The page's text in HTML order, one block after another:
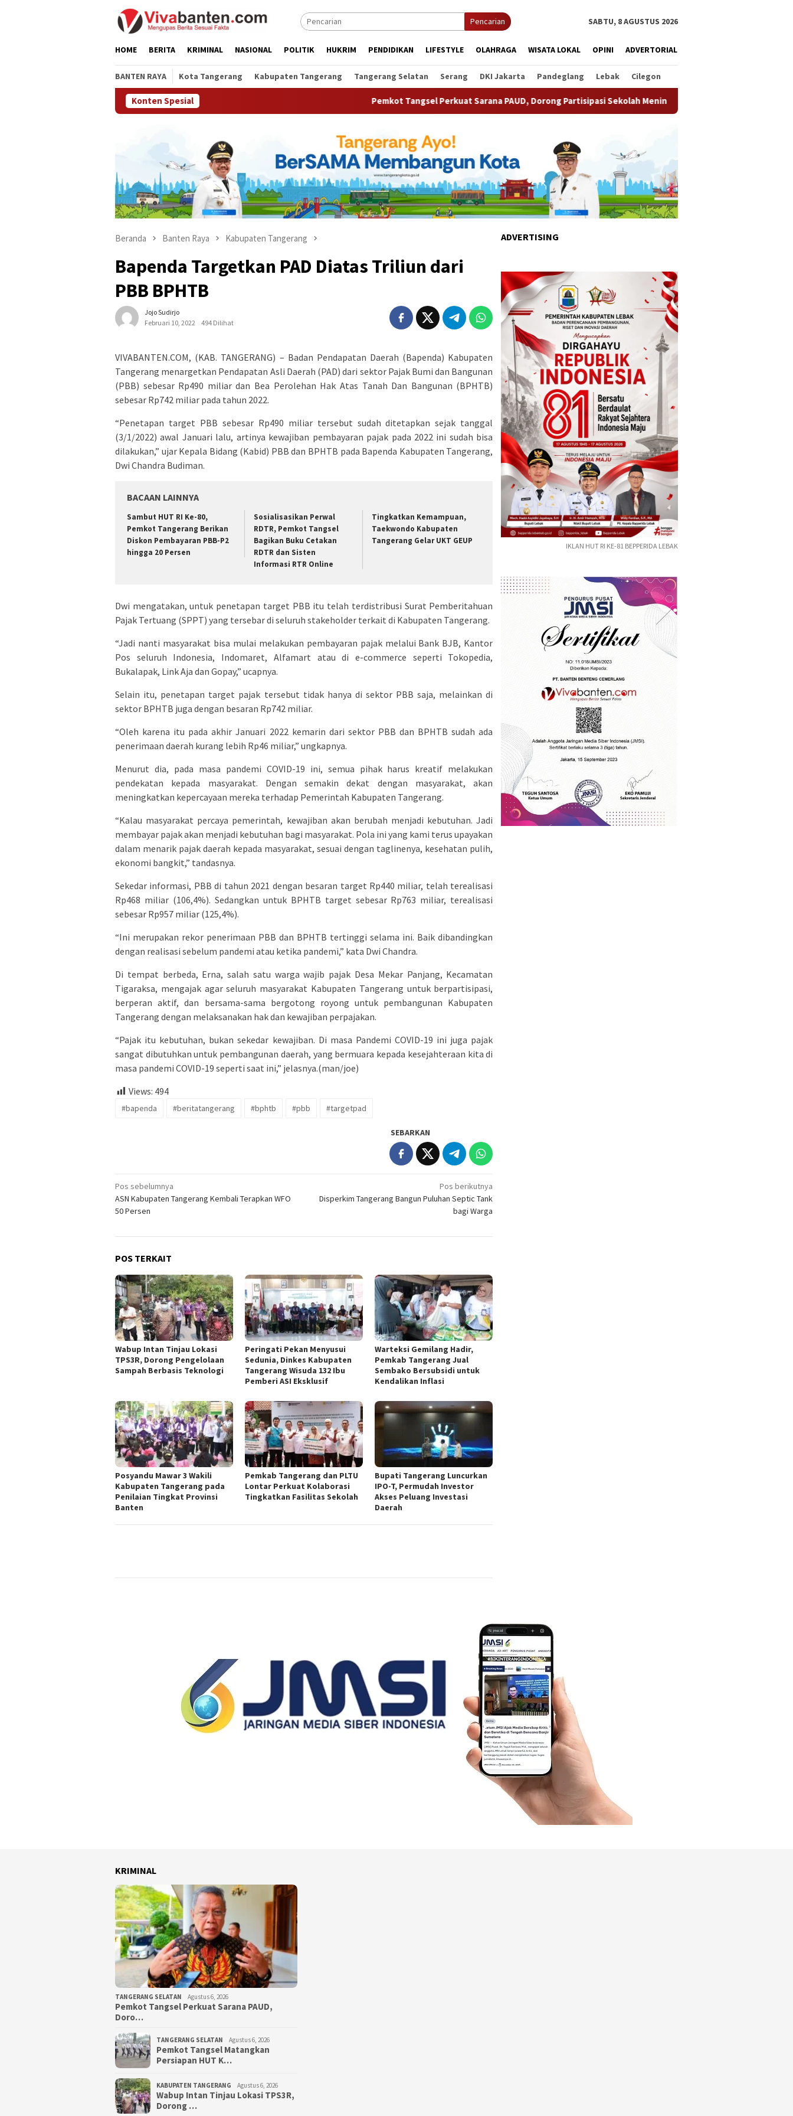
Pencarian SABTU, 8 AGUSTUS 2026
HOME BERITA KRIMINAL NASIONAL POLITIK HUKRIM PENDIDIKAN LIFESTYLE OLAHRAGA WISATA LOKAL OPINI ADVERTORIAL
BANTEN RAYA Kota Tangerang Kabupaten Tangerang Tangerang Selatan Serang DKI Jakarta Pandeglang Lebak Cilegon
Konten Spesial Pemkot Tangsel Perkuat Sarana PAUD, Dorong Partisipasi Sekolah Meningkat Pemkot Tangsel Matangkan
Beranda Banten Raya Kabupaten Tangerang
Bapenda Targetkan PAD Diatas Triliun dari
PBB BPHTB
Jojo Sudirjo
Februari 10, 2022
494 Dilihat
VIVABANTEN.COM, (KAB. TANGERANG) – Badan Pendapatan Daerah (Bapenda) Kabupaten
Tangerang menargetkan Pendapatan Asli Daerah (PAD) dari sektor Pajak Bumi dan Bangunan
(PBB) sebesar Rp490 miliar dan Bea Perolehan Hak Atas Tanah Dan Bangunan (BPHTB)
sebesar Rp742 miliar pada tahun 2022.
“Penetapan target PBB sebesar Rp490 miliar tersebut sudah ditetapkan sejak tanggal
(3/1/2022) awal Januari lalu, artinya kewajiban pembayaran pajak pada 2022 ini sudah bisa
dilakukan,” ujar Kepala Bidang (Kabid) PBB dan BPHTB pada Bapenda Kabupaten Tangerang,
Dwi Chandra Budiman.
BACAAN LAINNYA
Sambut HUT RI Ke-80,
Pemkot Tangerang Berikan
Diskon Pembayaran PBB-P2
hingga 20 Persen
Sosialisasikan Perwal
RDTR, Pemkot Tangsel
Bagikan Buku Cetakan
RDTR dan Sisten
Informasi RTR Online
Tingkatkan Kemampuan,
Taekwondo Kabupaten
Tangerang Gelar UKT GEUP
Dwi mengatakan, untuk penetapan target PBB itu telah terdistribusi Surat Pemberitahuan
Pajak Tertuang (SPPT) yang tersebar di seluruh stakeholder terkait di Kabupaten Tangerang.
“Jadi nanti masyarakat bisa mulai melakukan pembayaran pajak melalui Bank BJB, Kantor
Pos seluruh Indonesia, Indomaret, Alfamart atau di e-commerce seperti Tokopedia,
Bukalapak, Link Aja dan Gopay,” ucapnya.
Selain itu, penetapan target pajak tersebut tidak hanya di sektor PBB saja, melainkan di
sektor BPHTB juga dengan besaran Rp742 miliar.
“Oleh karena itu pada akhir Januari 2022 kemarin dari sektor PBB dan BPHTB sudah ada
penerimaan daerah kurang lebih Rp46 miliar,” ungkapnya.
Menurut dia, pada masa pandemi COVID-19 ini, semua pihak harus kreatif melakukan
pendekatan kepada masyarakat. Dengan semakin dekat dengan masyarakat, akan
meningkatkan kepercayaan mereka terhadap Pemerintah Kabupaten Tangerang.
“Kalau masyarakat percaya pemerintah, kewajiban akan berubah menjadi kebutuhan. Jadi
membayar pajak akan menjadi kebutuhan bagi masyarakat. Pola ini yang kami terus upayakan
dalam menarik pajak daerah kepada masyarakat, sesuai dengan taglinenya, kesehatan pulih,
ekonomi bangkit,” tandasnya.
Sekedar informasi, PBB di tahun 2021 dengan besaran target Rp440 miliar, telah terealisasi
Rp468 miliar (106,4%). Sedangkan untuk BPHTB target sebesar Rp763 miliar, terealisasi
sebesar Rp957 miliar (125,4%).
“Ini merupakan rekor penerimaan PBB dan BPHTB tertinggi selama ini. Baik dibandingkan
dengan realisasi sebelum pandemi atau ketika pandemi,” kata Dwi Chandra.
Di tempat berbeda, Erna, salah satu warga wajib pajak Desa Mekar Panjang, Kecamatan
Tigaraksa, mengajak agar seluruh masyarakat Kabupaten Tangerang untuk berpartisipasi,
berperan aktif, dan bersama-sama bergotong royong untuk pembangunan Kabupaten
Tangerang dengan melaksanakan hak dan kewajiban perpajakan.
“Pajak itu kebutuhan, bukan sekedar kewajiban. Di masa Pandemi COVID-19 ini juga pajak
sangat dibutuhkan untuk pembangunan daerah, yang bermuara kepada kesejahteraan kita di
masa pandemi COVID-19 seperti saat ini,” jelasnya.(man/joe)
Views: 494
#bapenda #beritatangerang #bphtb #pbb #targetpad
SEBARKAN
Navigasi
pos
Pos sebelumnya
ASN Kabupaten Tangerang Kembali Terapkan WFO
50 Persen
Pos berikutnya
Disperkim Tangerang Bangun Puluhan Septic Tank
bagi Warga
POS TERKAIT
Wabup Intan Tinjau Lokasi
TPS3R, Dorong Pengelolaan
Sampah Berbasis Teknologi
Peringati Pekan Menyusui
Sedunia, Dinkes Kabupaten
Tangerang Wisuda 132 Ibu
Pemberi ASI Eksklusif
Warteksi Gemilang Hadir,
Pemkab Tangerang Jual
Sembako Bersubsidi untuk
Kendalikan Inflasi
Posyandu Mawar 3 Wakili
Kabupaten Tangerang pada
Penilaian Tingkat Provinsi
Banten
Pemkab Tangerang dan PLTU
Lontar Perkuat Kolaborasi
Tingkatkan Fasilitas Sekolah
Bupati Tangerang Luncurkan
IPO-T, Permudah Investor
Akses Peluang Investasi
Daerah
ADVERTISING
IKLAN HUT RI KE-81 BEPPERIDA LEBAK
KRIMINAL
TANGERANG SELATAN Agustus 6, 2026
Pemkot Tangsel Perkuat Sarana PAUD,
Doro…
TANGERANG SELATAN Agustus 6, 2026
Pemkot Tangsel Matangkan
Persiapan HUT K…
KABUPATEN TANGERANG Agustus 6, 2026
Wabup Intan Tinjau Lokasi TPS3R,
Dorong …